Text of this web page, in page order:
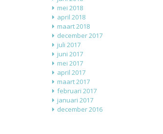
mei 2018
april 2018
maart 2018
december 2017
juli 2017
juni 2017
mei 2017
april 2017
maart 2017
februari 2017
januari 2017
december 2016